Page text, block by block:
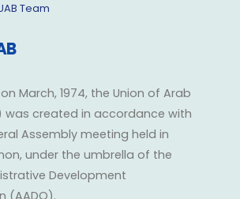
Team
March, 1974, the Union of Arab
was created in accordance with
Assembly meeting held in
under the umbrella of the
Development
(AADO).